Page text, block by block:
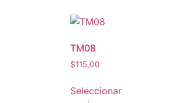
TM08
$115,00
Seleccionar